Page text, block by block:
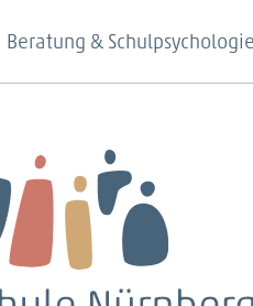
Beratung & Schulpsychologie